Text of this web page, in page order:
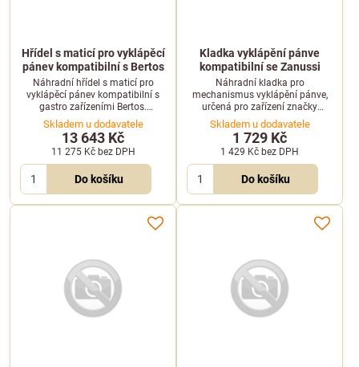
Hřídel s maticí pro vyklápěcí
pánev kompatibilní s Bertos
Náhradní hřídel s maticí pro
vyklápěcí pánev kompatibilní s
gastro zařízeními Bertos.
Zajišťuje spolehlivý přenos síly ve
sklápěcím mechanismu.
Skladem u dodavatele
13 643 Kč
11 275 Kč bez DPH
Do košíku
Kladka vyklápění pánve
kompatibilní se Zanussi
Náhradní kladka pro
mechanismus vyklápění pánve,
určená pro zařízení značky
Zanussi.
Skladem u dodavatele
1 729 Kč
1 429 Kč bez DPH
Do košíku